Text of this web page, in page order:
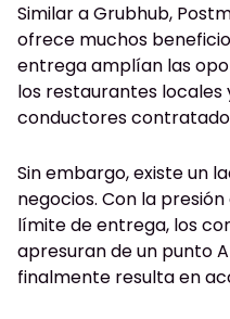
Similar a Grubhub,
ofrece muchos
entrega amplían las
los restaurantes
conductores
Sin embargo, existe un
negocios. Con la
límite de entrega, los
apresuran de un punto
finalmente resulta en